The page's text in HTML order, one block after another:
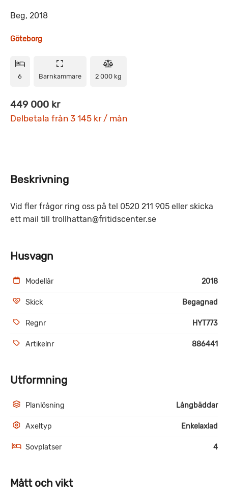
Beg, 2018
Göteborg
6 Barnkammare 2 000 kg
449 000 kr
Delbetala från 3 145 kr / mån
Beskrivning
Vid fler frågor ring oss på tel 0520 211 905 eller skicka
ett mail till trollhattan@fritidscenter.se
Husvagn
Modellår 2018
Skick Begagnad
Regnr HYT773
Artikelnr 886441
Utformning
Planlösning Långbäddar
Axeltyp Enkelaxlad
Sovplatser 4
Mått och vikt